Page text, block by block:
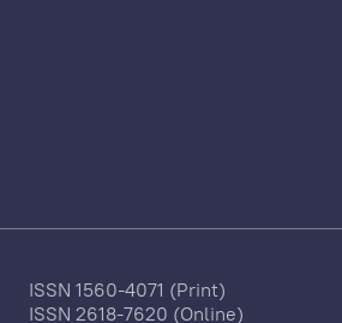
ISSN 1560-4071 (Print)
ISSN 2618-7620 (Online)